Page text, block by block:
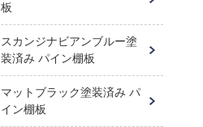
板
スカンジナビアンブルー塗
装済み パイン棚板
マットブラック塗装済み パ
イン棚板